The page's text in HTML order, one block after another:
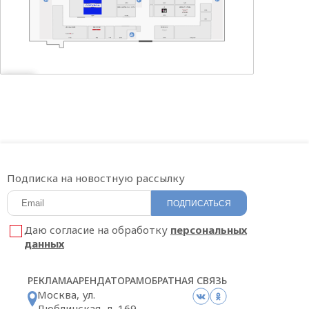
HOOKAH PLACE SOKOLOV
САЛОН МЕГАФОН | YOTA t 2 АЙКРАФТ ОПТИКА
БИGOODИ
РЕКЛАМААРЕНДАТОРАМОБРАТНАЯ СВЯЗЬ
Москва, ул.
Подписка на новостную рассылку
ПОДПИСАТЬСЯ
Даю согласие на обработку персональных
данных